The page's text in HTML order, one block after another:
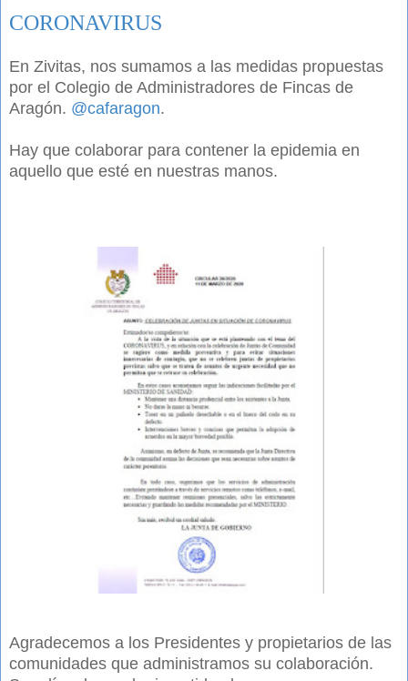
CORONAVIRUS
En Zivitas, nos sumamos a las medidas propuestas
por el Colegio de Administradores de Fincas de
Aragón. @cafaragon.
Hay que colaborar para contener la epidemia en
aquello que esté en nuestras manos.
Agradecemos a los Presidentes y propietarios de las
comunidades que administramos su colaboración.